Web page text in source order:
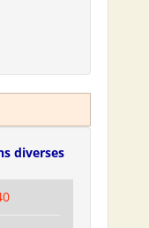
diverses